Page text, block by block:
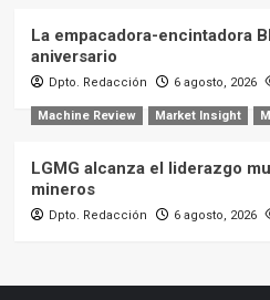
La empacadora-encintadora
aniversario
Dpto. Redacción 6 agosto, 2026
Machine Review Market Insight
LGMG alcanza el liderazgo
mineros
Dpto. Redacción 6 agosto, 2026